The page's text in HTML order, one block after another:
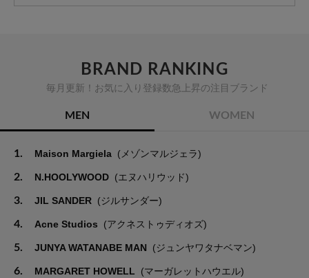
BRAND RANKING
毎月更新！お気に入り登録数急上昇の注目ブランド
MEN WOMEN
1. Maison Margiela (メゾンマルジェラ)
2. N.HOOLYWOOD (エヌハリウッド)
3. JIL SANDER (ジルサンダー)
4. Acne Studios (アクネストゥディオズ)
5. JUNYA WATANABE MAN (ジュンヤワタナベマン)
6. MARGARET HOWELL (マーガレットハウエル)